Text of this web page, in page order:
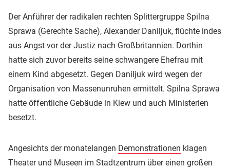
Der Anführer der radikalen rechten Splittergruppe Spilna
Sprawa (Gerechte Sache), Alexander Daniljuk, flüchte indes
aus Angst vor der Justiz nach Großbritannien. Dorthin
hatte sich zuvor bereits seine schwangere Ehefrau mit
einem Kind abgesetzt. Gegen Daniljuk wird wegen der
Organisation von Massenunruhen ermittelt. Spilna Sprawa
hatte öffentliche Gebäude in Kiew und auch Ministerien
besetzt.
Angesichts der monatelangen Demonstrationen klagen
Theater und Museen im Stadtzentrum über einen großen